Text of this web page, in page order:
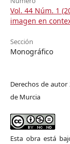
Vol. 44 Núm. 1
imagen en
Sección
Monográfico
Derechos de autor
de Murcia
Esta obra está